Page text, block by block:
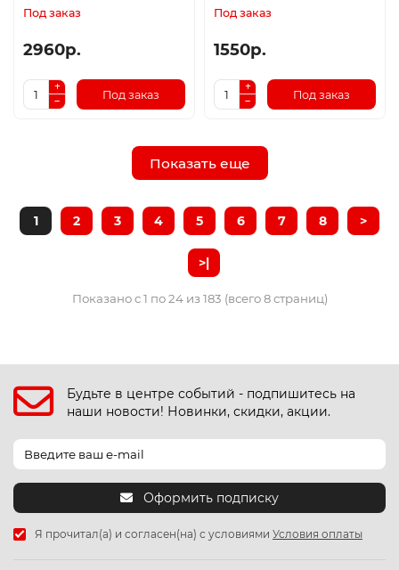
Под заказ
2960р.
Под заказ
Под заказ
1550р.
Под заказ
Показать еще
1 2 3 4 5 6 7 8 >
>|
Показано с 1 по 24 из 183 (всего 8 страниц)
Будьте в центре событий - подпишитесь на
наши новости! Новинки, скидки, акции.
Оформить подписку
Я прочитал(а) и согласен(на) с условиями Условия оплаты